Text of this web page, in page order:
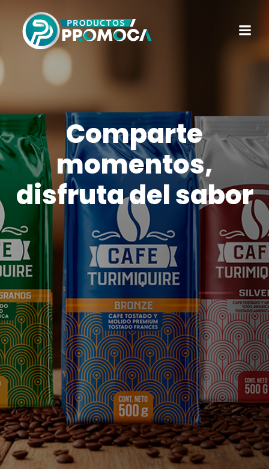
Comparte
momentos,
disfruta del sabor